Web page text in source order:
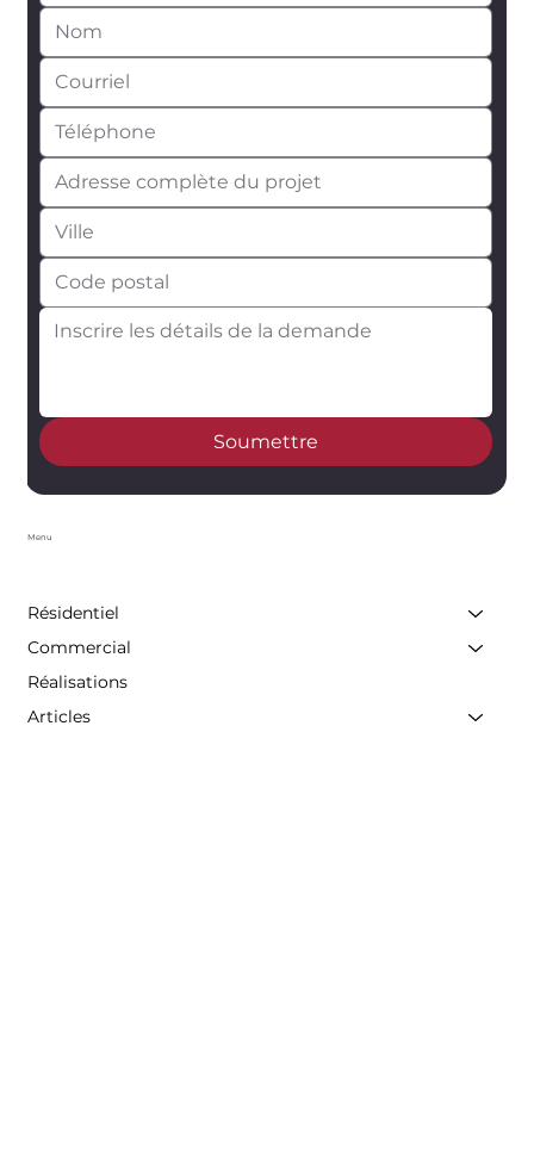
Soumettre
Menu
Résidentiel
Commercial
Réalisations
Articles